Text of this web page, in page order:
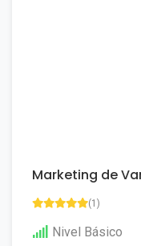
Marketing de
(1)
Nivel Básico